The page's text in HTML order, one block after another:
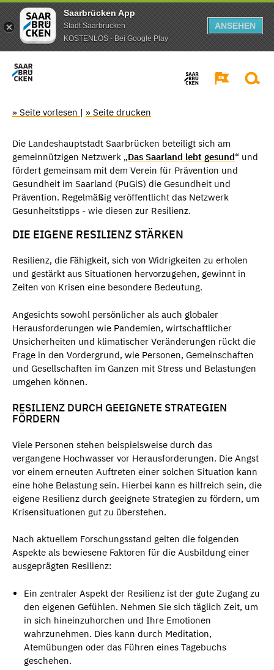
Saarbrücken App
Stadt Saarbrücken
KOSTENLOS - Bei Google Play
ANSEHEN
» Seite vorlesen | » Seite drucken
Die Landeshauptstadt Saarbrücken beteiligt sich am
gemeinnützigen Netzwerk „Das Saarland lebt gesund“ und
fördert gemeinsam mit dem Verein für Prävention und
Gesundheit im Saarland (PuGiS) die Gesundheit und
Prävention. Regelmäßig veröffentlicht das Netzwerk
Gesunheitstipps - wie diesen zur Resilienz.
DIE EIGENE RESILIENZ STÄRKEN
Resilienz, die Fähigkeit, sich von Widrigkeiten zu erholen
und gestärkt aus Situationen hervorzugehen, gewinnt in
Zeiten von Krisen eine besondere Bedeutung.
Angesichts sowohl persönlicher als auch globaler
Herausforderungen wie Pandemien, wirtschaftlicher
Unsicherheiten und klimatischer Veränderungen rückt die
Frage in den Vordergrund, wie Personen, Gemeinschaften
und Gesellschaften im Ganzen mit Stress und Belastungen
umgehen können.
RESILIENZ DURCH GEEIGNETE STRATEGIEN
FÖRDERN
Viele Personen stehen beispielsweise durch das
vergangene Hochwasser vor Herausforderungen. Die Angst
vor einem erneuten Auftreten einer solchen Situation kann
eine hohe Belastung sein. Hierbei kann es hilfreich sein, die
eigene Resilienz durch geeignete Strategien zu fördern, um
Krisensituationen gut zu überstehen.
Nach aktuellem Forschungsstand gelten die folgenden
Aspekte als bewiesene Faktoren für die Ausbildung einer
ausgeprägten Resilienz:
Ein zentraler Aspekt der Resilienz ist der gute Zugang zu
den eigenen Gefühlen. Nehmen Sie sich täglich Zeit, um
in sich hineinzuhorchen und Ihre Emotionen
wahrzunehmen. Dies kann durch Meditation,
Atemübungen oder das Führen eines Tagebuchs
geschehen.